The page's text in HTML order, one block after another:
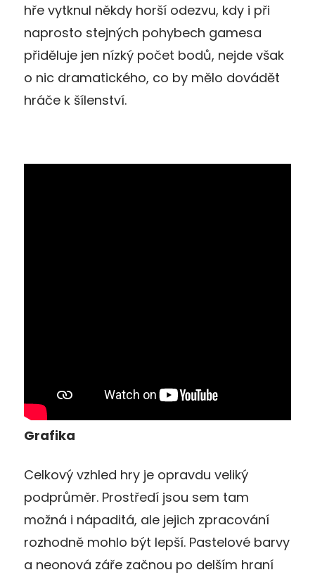
hře vytknul někdy horší odezvu, kdy i při
naprosto stejných pohybech gamesa
přiděluje jen nízký počet bodů, nejde však
o nic dramatického, co by mělo dovádět
hráče k šílenství.
Grafika
Celkový vzhled hry je opravdu veliký
podprůměr. Prostředí jsou sem tam
možná i nápaditá, ale jejich zpracování
rozhodně mohlo být lepší. Pastelové barvy
a neonová záře začnou po delším hraní